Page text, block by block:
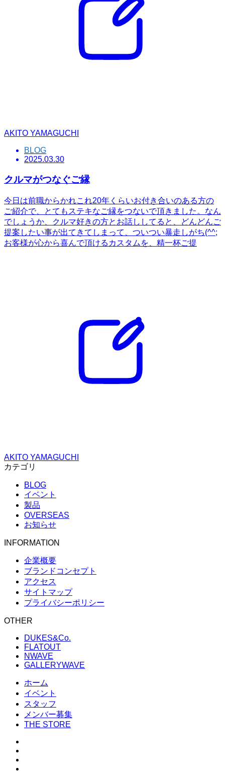
AKITO YAMAGUCHI
BLOG
2025.03.30
クルマがつなぐご縁
今日は前職からかれこれ20年くらいお付き合いのある方の
ご紹介で、とてもステキなご縁をつないで頂きました。なん
でしょうか、クルマ好きの方とお話ししてると、どんどんご
提案したい事が出てきてしまって、ついつい暴走しがち(^^;
お客様が心から喜んで頂けるカスタムを、精一杯ご提
AKITO YAMAGUCHI
カテゴリ
BLOG
イベント
製品
OVERSEAS
お知らせ
INFORMATION
企業概要
ブランドコンセプト
アクセス
サイトマップ
プライバシーポリシー
OTHER
DUKES&Co.
FLATOUT
NWAVE
GALLERYWAVE
ホーム
イベント
スタッフ
メンバー募集
THE STORE